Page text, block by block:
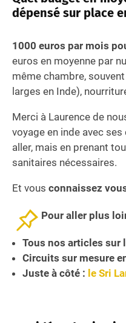
dépensé sur place
1000 euros par mois
euros en moyenne par
même chambre,
larges en Inde),
Merci à Laurence de
voyage en inde avec ses
aller, mais en prenant
sanitaires nécessaires.
Et vous connaissez
Pour aller plus
Tous nos articles sur l
Circuits sur mesure
Juste à côté : le Sri